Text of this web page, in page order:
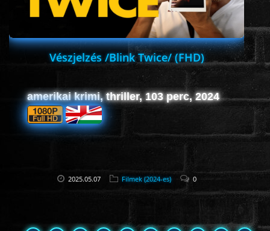
Vészjelzés /Blink Twice/ (FHD)
amerikai krimi, thriller, 103 perc, 2024
2025.05.07 Filmek (2024-es) 0